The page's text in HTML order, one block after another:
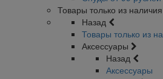
Товары только из наличия
Назад
Товары только из
Аксессуары
Назад
Аксессуары